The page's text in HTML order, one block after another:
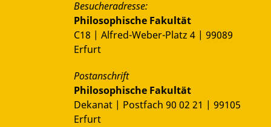
Besucheradresse:
Philosophische Fakultät
C18 | Alfred-Weber-Platz 4 | 99089
Erfurt
Postanschrift
Philosophische Fakultät
Dekanat | Postfach 90 02 21 | 99105
Erfurt